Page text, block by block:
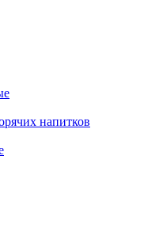
напитков